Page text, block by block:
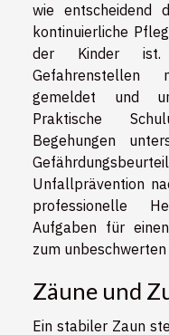
wie entscheidend
kontinuierliche
der Kinder ist.
Gefahrenstellen
gemeldet und
Praktische
Begehungen
Unfallprävention
professionelle
Aufgaben für
zum unbeschwerten
Zäune und
Ein stabiler Zaun